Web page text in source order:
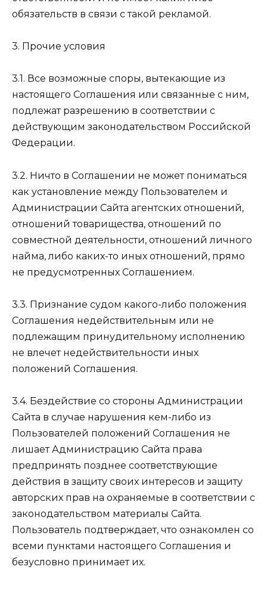
обязательств в связи с такой рекламой.
3. Прочие условия
3.1. Все возможные споры, вытекающие из
настоящего Соглашения или связанные с ним,
подлежат разрешению в соответствии с
действующим законодательством Российской
Федерации.
3.2. Ничто в Соглашении не может пониматься
как установление между Пользователем и
Администрации Сайта агентских отношений,
отношений товарищества, отношений по
совместной деятельности, отношений личного
найма, либо каких-то иных отношений, прямо
не предусмотренных Соглашением.
3.3. Признание судом какого-либо положения
Соглашения недействительным или не
подлежащим принудительному исполнению
не влечет недействительности иных
положений Соглашения.
3.4. Бездействие со стороны Администрации
Сайта в случае нарушения кем-либо из
Пользователей положений Соглашения не
лишает Администрацию Сайта права
предпринять позднее соответствующие
действия в защиту своих интересов и защиту
авторских прав на охраняемые в соответствии с
законодательством материалы Сайта.
Пользователь подтверждает, что ознакомлен со
всеми пунктами настоящего Соглашения и
безусловно принимает их.